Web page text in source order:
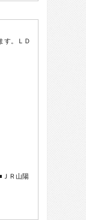
す。ＬＤ
Ｒ山陽